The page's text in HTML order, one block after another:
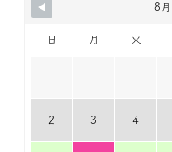
8
日 月 火
2 3 4